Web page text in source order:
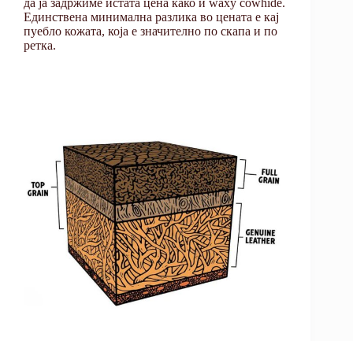
да ја задржиме истата цена како и waxy cowhide.
Единствена минимална разлика во цената е кај
пуебло кожата, која е значително по скапа и по
ретка.